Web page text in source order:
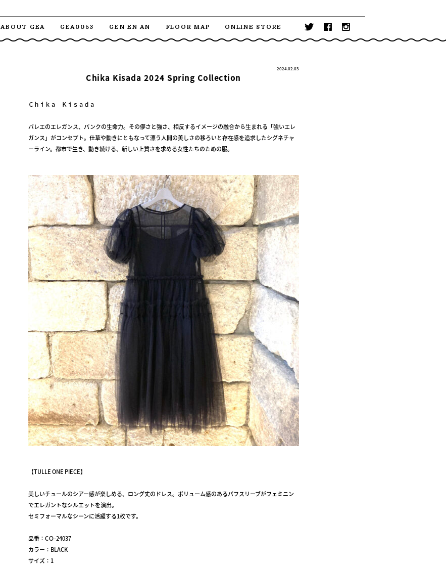
ABOUT GEA GEA0053 GEN EN AN FLOOR MAP ONLINE STORE
2024.02.03
Chika Kisada 2024 Spring Collection
Ｃｈｉｋａ Ｋｉｓａｄａ
バレエのエレガンス、パンクの生命力。その儚さと強さ、相反するイメージの融合から生まれる「強いエレ
ガンス」がコンセプト。仕草や動きにともなって漂う人間の美しさの移ろいと存在感を追求したシグネチャ
ーライン。都市で生き、動き続ける、新しい上質さを求める女性たちのための服。
【TULLE ONE PIECE】
美しいチュールのシアー感が楽しめる、ロング丈のドレス。ボリューム感のあるパフスリーブがフェミニン
でエレガントなシルエットを演出。
セミフォーマルなシーンに活躍する1枚です。
品番：CＯ-24037
カラー：BLACK
サイズ：1